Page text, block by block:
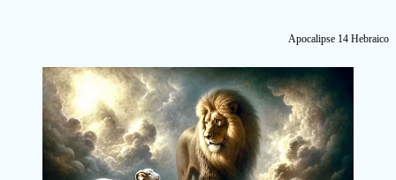
Apocalipse 14 Hebraico